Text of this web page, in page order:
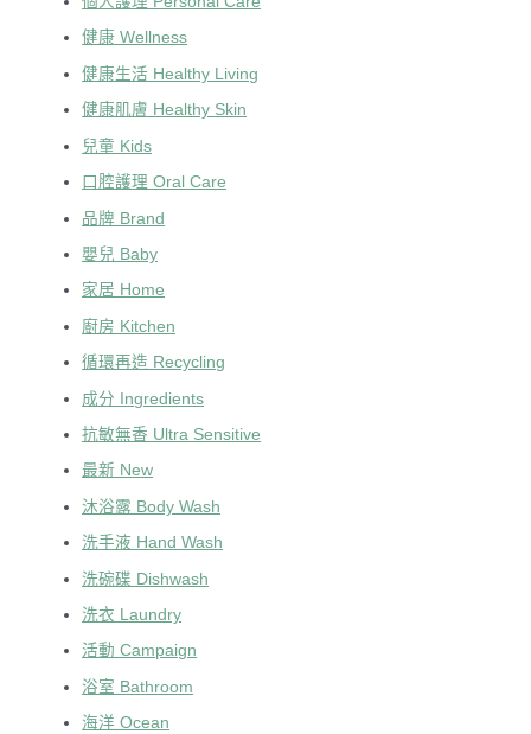
健康 Wellness
健康生活 Healthy Living
健康肌膚 Healthy Skin
兒童 Kids
口腔護理 Oral Care
品牌 Brand
嬰兒 Baby
家居 Home
廚房 Kitchen
循環再造 Recycling
成分 Ingredients
抗敏無香 Ultra Sensitive
最新 New
沐浴露 Body Wash
洗手液 Hand Wash
洗碗碟 Dishwash
洗衣 Laundry
活動 Campaign
浴室 Bathroom
海洋 Ocean